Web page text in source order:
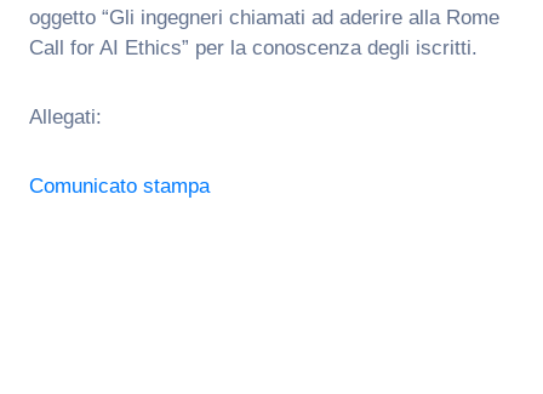
oggetto “Gli ingegneri chiamati ad aderire alla Rome
Call for AI Ethics” per la conoscenza degli iscritti.
Allegati:
Comunicato stampa